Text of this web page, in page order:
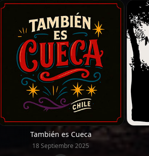
También es Cueca
18 Septiembre 2025